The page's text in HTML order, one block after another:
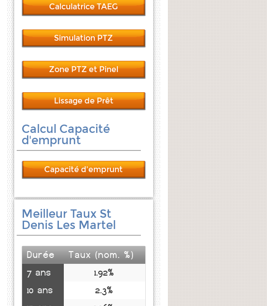
Calculatrice TAEG
Simulation PTZ
Zone PTZ et Pinel
Lissage de Prêt
Calcul Capacité
d'emprunt
Capacité d'emprunt
Meilleur Taux St
Denis Les Martel
Durée
Taux (nom. %)
7 ans
1.92%
10 ans
2.3%